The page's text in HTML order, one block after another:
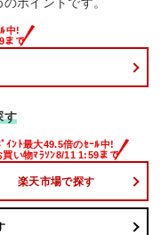
ポイントです。
す
楽天市場で探す